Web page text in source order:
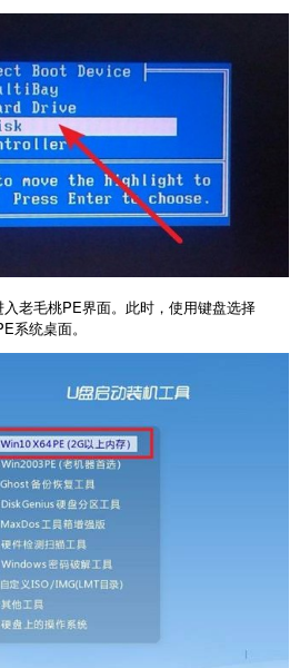
老毛桃PE界面。此时，使用键盘选择
系统桌面。